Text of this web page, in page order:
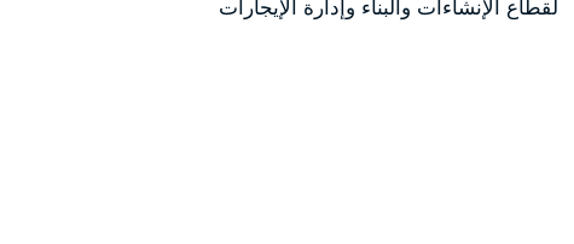
لقطاع الإنشاءات والبناء وإدارة الإيجارات